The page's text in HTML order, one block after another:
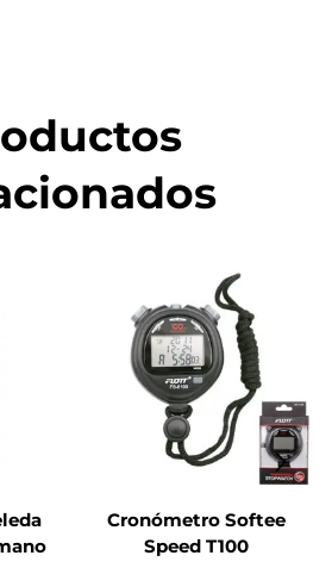
Cronómetro Softee
Speed T100